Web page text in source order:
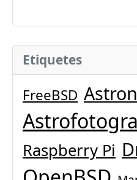
Etiquetes
FreeBSD
Raspberry Pi